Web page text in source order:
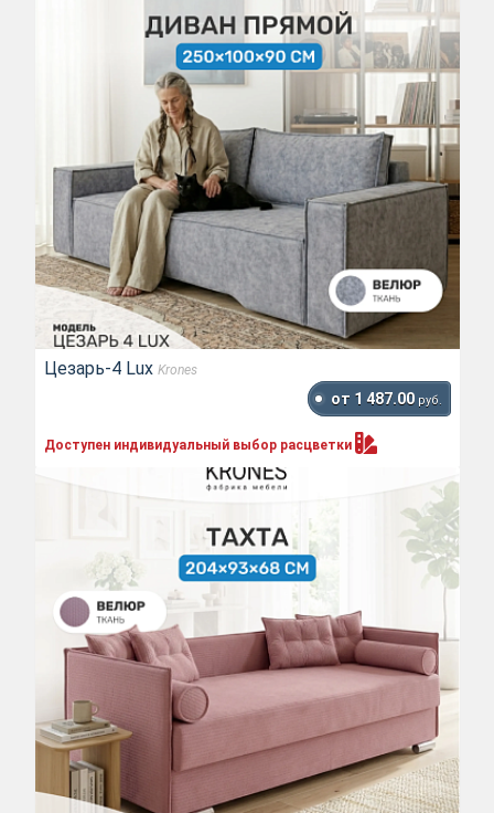
Цезарь-4 Lux Krones
от 1 487.00 руб.
Доступен индивидуальный выбор расцветки